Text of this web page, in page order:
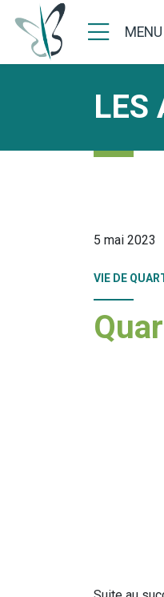
MENU
LES
5 mai 2023
VIE DE